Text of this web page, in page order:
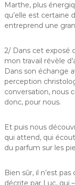
Marthe, plus
qu’elle est certaine
entreprend une
2/ Dans cet exposé
mon travail révèle
Dans son échange
perception
conversation, nous
donc, pour nous.
Et puis nous
qui attend, qui
du parfum sur les
Bien sûr, il n’est
décrite par Luc, qui